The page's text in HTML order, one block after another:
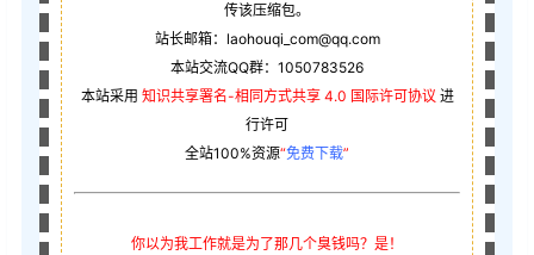
传该压缩包。
站长邮箱：laohouqi_com@qq.com
本站交流QQ群：1050783526
本站采用 知识共享署名-相同方式共享 4.0 国际许可协议 进
行许可
全站100%资源“免费下载”
你以为我工作就是为了那几个臭钱吗？是！